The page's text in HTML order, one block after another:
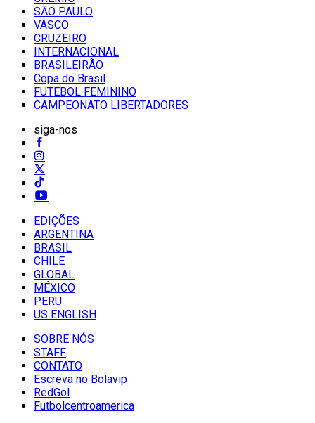
SĀO PAULO
VASCO
CRUZEIRO
INTERNACIONAL
BRASILEIRÃO
Copa do Brasil
FUTEBOL FEMININO
CAMPEONATO LIBERTADORES
siga-nos
EDIÇÕES
ARGENTINA
BRASIL
CHILE
GLOBAL
MÉXICO
PERU
US ENGLISH
SOBRE NÓS
STAFF
CONTATO
Escreva no Bolavip
RedGol
Futbolcentroamerica